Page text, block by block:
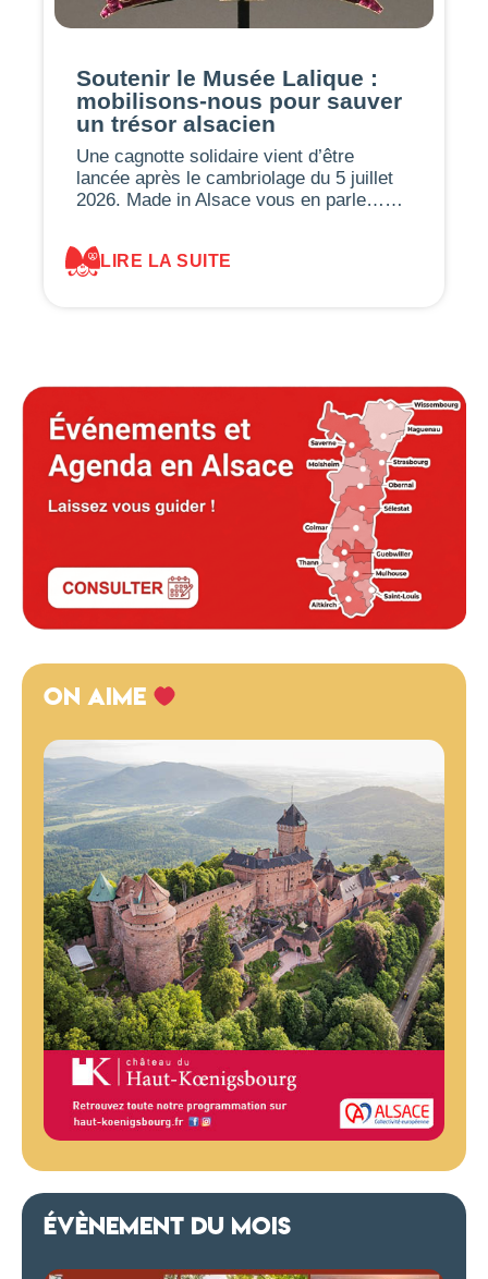
Soutenir le Musée Lalique :
mobilisons-nous pour sauver
un trésor alsacien
Une cagnotte solidaire vient d’être
lancée après le cambriolage du 5 juillet
2026. Made in Alsace vous en parle……
LIRE LA SUITE
ON AIME
ÉVÈNEMENT DU MOIS